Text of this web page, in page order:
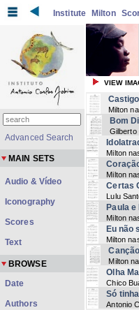
Institute Milton
VIEW
Castigo
Milton
Bom
Gilberto
Milton
Milton
Certas
Lulu
Paula
Milton
Eu não
Milton
Milton
Olha
Chico
Só
Antonio
Advanced Search
MAIN SETS
Audio & Vídeo
Iconography
Scores
Text
BROWSE
Date
Authors